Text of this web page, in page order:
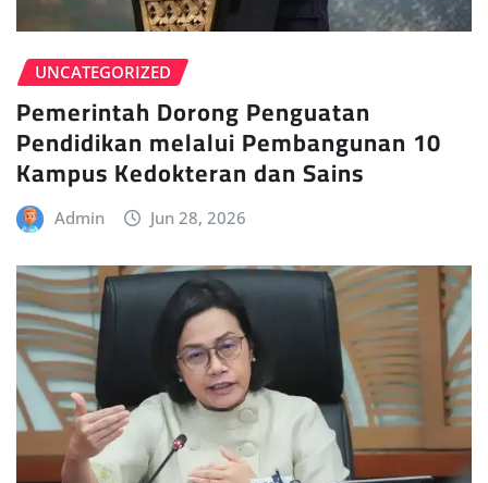
UNCATEGORIZED
Pemerintah Dorong Penguatan
Pendidikan melalui Pembangunan 10
Kampus Kedokteran dan Sains
Admin Jun 28, 2026